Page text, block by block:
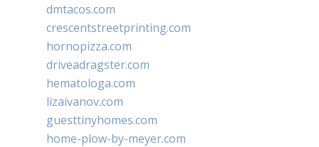
dmtacos.com
crescentstreetprinting.com
hornopizza.com
driveadragster.com
hematologa.com
lizaivanov.com
guesttinyhomes.com
home-plow-by-meyer.com